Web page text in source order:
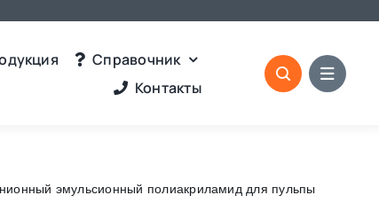
Справочник
Контакты
эмульсионный полиакриламид для пульпы